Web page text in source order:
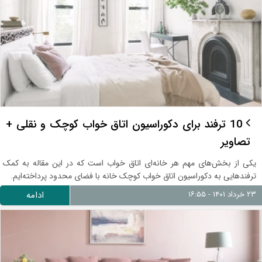
10 ترفند برای دکوراسیون اتاق خواب کوچک و نقلی +
تصاویر
یکی از بخش‌های مهم هر خانه‌ای اتاق خواب است که در این مقاله به کمک
ترفندهایی به دکوراسیون اتاق خواب کوچک خانه با فضای محدود پرداخته‌ایم.
۲۳ خرداد ۱۴۰۱ - ۱۶:۵۵ ادامه